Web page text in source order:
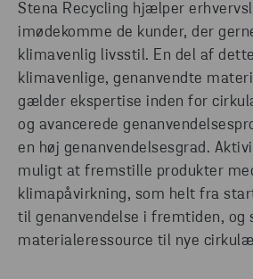
Stena Recycling hjælper
imødekomme de kunder, der
klimavenlig livsstil. En del af
klimavenlige, genanvendte
gælder ekspertise inden for
og avancerede
en høj genanvendelsesgrad.
muligt at fremstille produkter
klimapåvirkning, som helt fra
til genanvendelse i fremtiden, og
materialeressource til nye